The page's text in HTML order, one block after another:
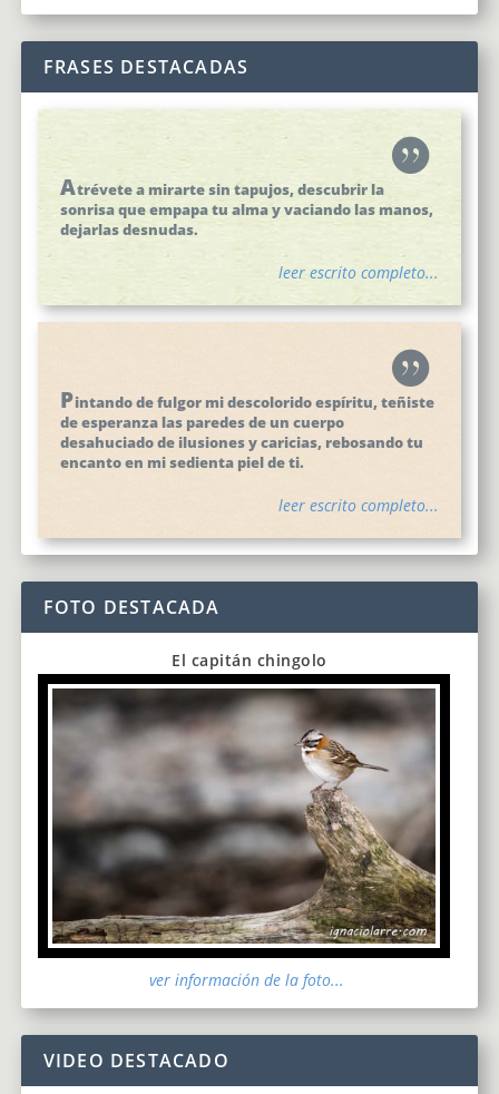
FRASES DESTACADAS
Atrévete a mirarte sin tapujos, descubrir la
sonrisa que empapa tu alma y vaciando las manos,
dejarlas desnudas.
leer escrito completo...
Pintando de fulgor mi descolorido espíritu, teñiste
de esperanza las paredes de un cuerpo
desahuciado de ilusiones y caricias, rebosando tu
encanto en mi sedienta piel de ti.
leer escrito completo...
FOTO DESTACADA
El capitán chingolo
ver información de la foto...
VIDEO DESTACADO